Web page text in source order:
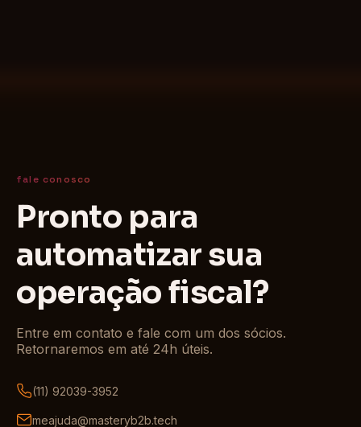
fale conosco
Pronto para
automatizar sua
operação fiscal?
Entre em contato e fale com um dos sócios.
Retornaremos em até 24h úteis.
(11) 92039-3952
meajuda@masteryb2b.tech